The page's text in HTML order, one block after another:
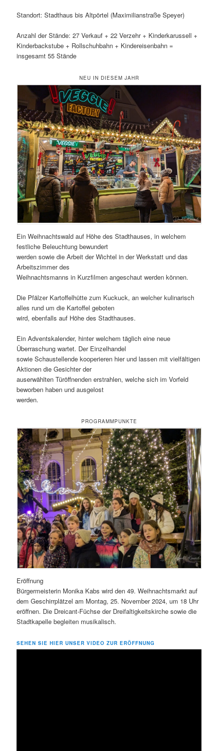
Standort: Stadthaus bis Altpörtel (Maximilianstraße Speyer)
Anzahl der Stände: 27 Verkauf + 22 Verzehr + Kinderkarussell +
Kinderbackstube + Rollschuhbahn + Kindereisenbahn =
insgesamt 55 Stände
NEU IN DIESEM JAHR
Ein Weihnachtswald auf Höhe des Stadthauses, in welchem
festliche Beleuchtung bewundert
werden sowie die Arbeit der Wichtel in der Werkstatt und das
Arbeitszimmer des
Weihnachtsmanns in Kurzfilmen angeschaut werden können.
Die Pfälzer Kartoffelhütte zum Kuckuck, an welcher kulinarisch
alles rund um die Kartoffel geboten
wird, ebenfalls auf Höhe des Stadthauses.
Ein Adventskalender, hinter welchem täglich eine neue
Überraschung wartet. Der Einzelhandel
sowie Schaustellende kooperieren hier und lassen mit vielfältigen
Aktionen die Gesichter der
auserwählten Türöffnenden erstrahlen, welche sich im Vorfeld
beworben haben und ausgelost
werden.
PROGRAMMPUNKTE
Eröffnung
Bürgermeisterin Monika Kabs wird den 49. Weihnachtsmarkt auf
dem Geschirrplätzel am Montag, 25. November 2024, um 18 Uhr
eröffnen. Die Dreicant-Füchse der Dreifaltigkeitskirche sowie die
Stadtkapelle begleiten musikalisch.
SEHEN SIE HIER UNSER VIDEO ZUR ERÖFFNUNG